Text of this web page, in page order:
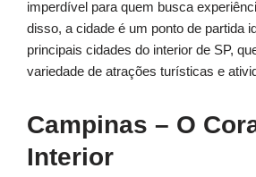
imperdível para quem busca
disso, a cidade é um ponto de partida
principais cidades do interior de SP,
variedade de atrações turísticas e
Campinas – O
Interior